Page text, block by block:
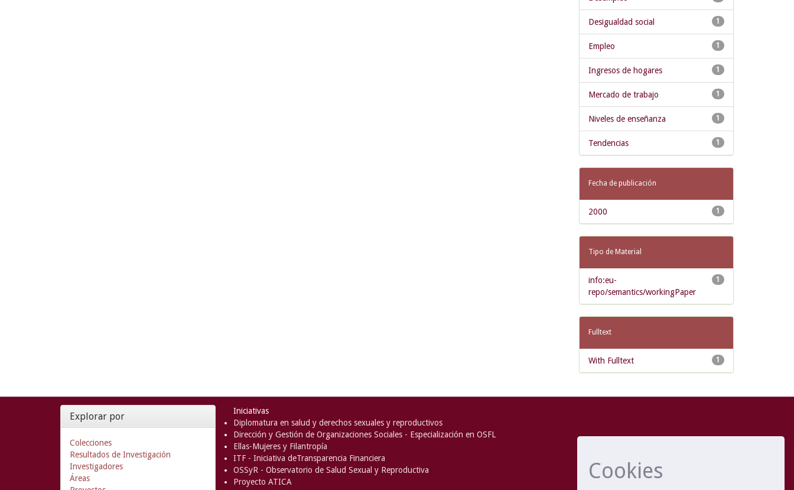
Cookies
1
Desigualdad social
1
Empleo
1
Ingresos de hogares
1
Mercado de trabajo
1
Niveles de enseñanza
1
Tendencias
Fecha de publicación
1
2000
Tipo de Material
1
info:eu-
repo/semantics/workingPaper
Fulltext
1
With Fulltext
Explorar por
Colecciones
Resultados de Investigación
Investigadores
Áreas
Iniciativas
Diplomatura en salud y derechos sexuales y reproductivos
Dirección y Gestión de Organizaciones Sociales - Especialización en OSFL
Ellas-Mujeres y Filantropía
ITF - Iniciativa deTransparencia Financiera
OSSyR - Observatorio de Salud Sexual y Reproductiva
Proyecto ATICA